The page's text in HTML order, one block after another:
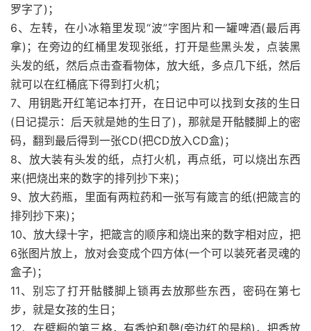
罗字了)；
6、左转，在小冰箱里发现“波”字图片和一罐啤酒(最后再
拿)；在旁边的红桶里发现张纸，打开是些黑头发，点装黑
头发的纸，然后点击查看物体，放大纸，多点几下纸，然后
就可以在红桶底下得到打火机；
7、用钥匙开红笔记本打开，在日记中可以找到女孩的生日
(日记提示：后天就是她的生日了)，那就是开骷髅脚上的密
码，翻到最后得到一张CD(把CD放入CD盒)；
8、放大装有头发的纸，点打火机，再点纸，可以烧出东西
来(把烧出来的数字的排列抄下来)；
9、放大药瓶，里面有两粒药和一张写有箴言的纸(把箴言的
排列抄下来)；
10、放大绿十字，把箴言的顺序和烧出来的数字相对应，把
6张图片放上，放对会变成个四方体(一个可以装死者灵魂的
盒子)；
11、别忘了打开骷髅脚上锁再去放那些东西，密码在第七
步，就是女孩的生日；
12、在壁橱的第三格，有香炉和磬(旁边红的是槌)，把香放